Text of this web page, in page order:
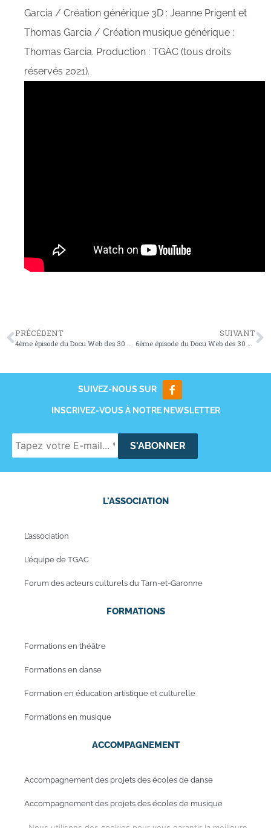
Garcia / Création générique 3D : Jeanne Prigent et
Thomas Garcia / Création musique générique :
Thomas Garcia. Production : TGAC (tous droits
réservés 2021).
PRÉCÉDENT
4ème épisode du Docu Web des 30 ans du Tarn & Garock
SUIVANT
6ème épisode du Docu Web des 30 ans du Tarn & Garock
SUIVEZ-NOUS SUR
INSCRIVEZ-VOUS À NOTRE NEWSLETTER
L'ASSOCIATION
L’association
L’équipe de TGAC
Forum des acteurs culturels du Tarn-et-Garonne
FORMATIONS
Formations en théâtre
Formations en danse
Formation en éducation artistique et culturelle
Formations en musique
ACCOMPAGNEMENT
Accompagnement des projets des écoles de danse
Accompagnement des projets des écoles de musique